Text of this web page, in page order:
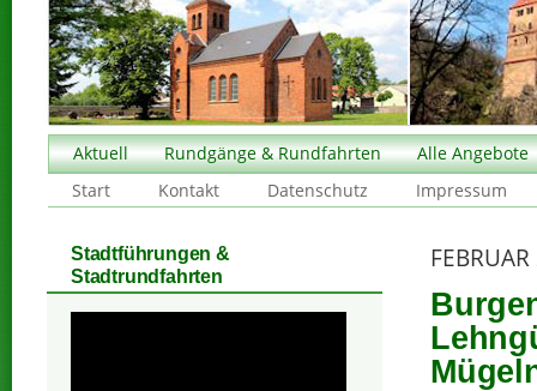
Aktuell Rundgänge & Rundfahrten
Alle Angebote
Start
Kontakt Datenschutz Impressum
Stadtführungen &
Stadtrundfahrten